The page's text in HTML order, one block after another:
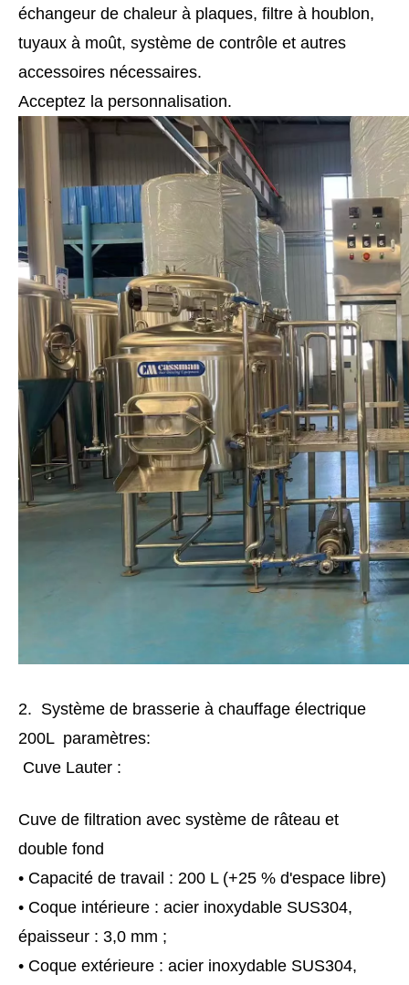
échangeur de chaleur à plaques, filtre à houblon,
tuyaux à moût, système de contrôle et autres
accessoires nécessaires.
Acceptez la personnalisation.
2. Système de brasserie à chauffage électrique
200L paramètres:
Cuve Lauter :
Cuve de filtration avec système de râteau et
double fond
• Capacité de travail : 200 L (+25 % d'espace libre)
• Coque intérieure : acier inoxydable SUS304,
épaisseur : 3,0 mm ;
• Coque extérieure : acier inoxydable SUS304,